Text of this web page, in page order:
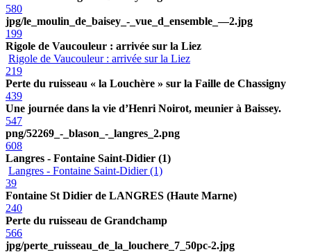
580
jpg/le_moulin_de_baisey_-_vue_d_ensemble_—2.jpg
199
Rigole de Vaucouleur : arrivée sur la Liez
Rigole de Vaucouleur : arrivée sur la Liez
219
Perte du ruisseau « la Louchère » sur la Faille de Chassigny
439
Une journée dans la vie d’Henri Noirot, meunier à Baissey.
547
png/52269_-_blason_-_langres_2.png
608
Langres - Fontaine Saint-Didier (1)
Langres - Fontaine Saint-Didier (1)
39
Fontaine St Didier de LANGRES (Haute Marne)
240
Perte du ruisseau de Grandchamp
566
jpg/perte_ruisseau_de_la_louchere_7_50pc-2.jpg